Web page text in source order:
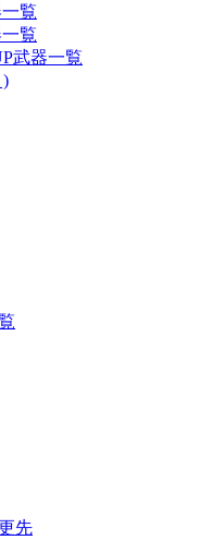
覧
覧
武器一覧
)
先